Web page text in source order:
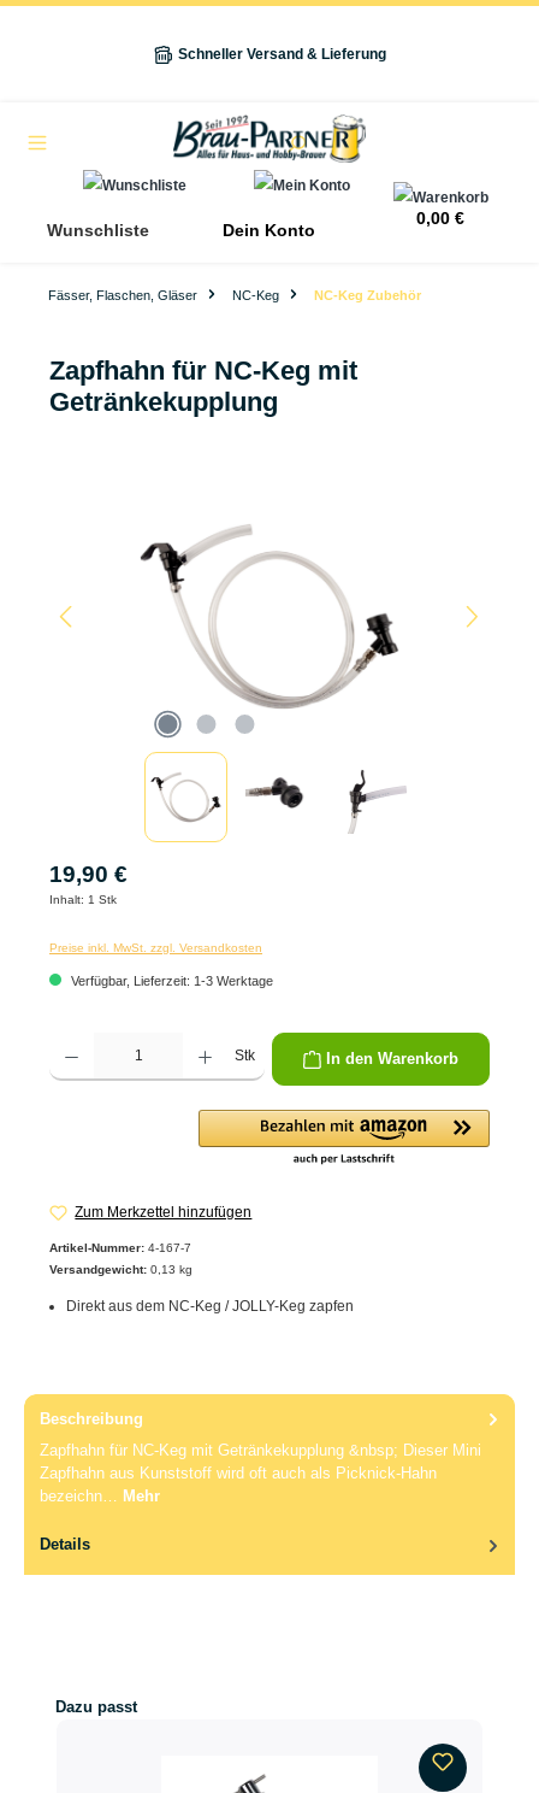
Schneller Versand & Lieferung
Wunschliste Dein Konto
0,00 €
Fässer, Flaschen, Gläser NC-Keg NC-Keg Zubehör
Zapfhahn für NC-Keg mit
Getränkekupplung
19,90 €
Inhalt: 1 Stk
Preise inkl. MwSt. zzgl. Versandkosten
Verfügbar, Lieferzeit: 1-3 Werktage
Produkt Anzahl: Gib den gewünschten Wert ein oder benutze die Schaltflächen um
Stk In den Warenkorb
Zum Merkzettel hinzufügen
Artikel-Nummer: 4-167-7
Versandgewicht: 0,13 kg
Direkt aus dem NC-Keg / JOLLY-Keg zapfen
Beschreibung
Zapfhahn für NC-Keg mit Getränkekupplung &nbsp; Dieser Mini
Zapfhahn aus Kunststoff wird oft auch als Picknick-Hahn
bezeichn… Mehr
Details
Produktgalerie überspringen
Dazu passt